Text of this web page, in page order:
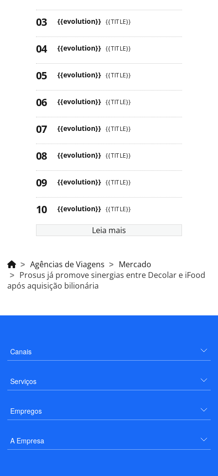
{{evolution}} {{TITLE}}
{{evolution}} {{TITLE}}
{{evolution}} {{TITLE}}
{{evolution}} {{TITLE}}
{{evolution}} {{TITLE}}
{{evolution}} {{TITLE}}
{{evolution}} {{TITLE}}
{{evolution}} {{TITLE}}
Leia mais
Agências de Viagens
Mercado
Prosus já promove sinergias entre Decolar e iFood
após aquisição bilionária
Canais
Serviços
Empregos
A Empresa